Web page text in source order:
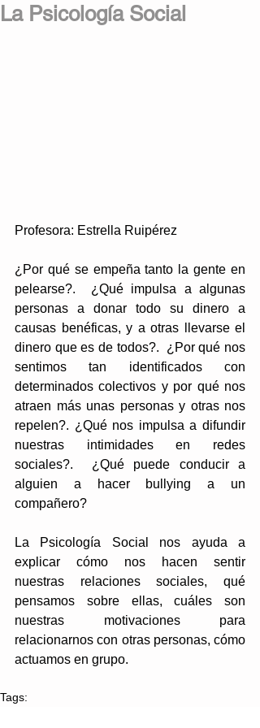
La Psicología Social
Profesora: Estrella Ruipérez
¿Por qué se empeña tanto la gente en
pelearse?.  ¿Qué impulsa a algunas
personas a donar todo su dinero a
causas benéficas, y a otras llevarse el
dinero que es de todos?.  ¿Por qué nos
sentimos tan identificados con
determinados colectivos y por qué nos
atraen más unas personas y otras nos
repelen?. ¿Qué nos impulsa a difundir
nuestras intimidades en redes
sociales?.  ¿Qué puede conducir a
alguien a hacer bullying a un
compañero?
La Psicología Social nos ayuda a
explicar cómo nos hacen sentir
nuestras relaciones sociales, qué
pensamos sobre ellas, cuáles son
nuestras motivaciones para
relacionarnos con otras personas, cómo
actuamos en grupo.
Tags: